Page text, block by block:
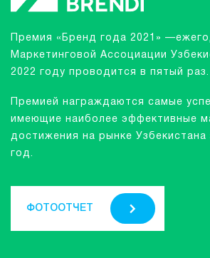
Премия «Бренд года 2021»
Маркетинговой Ассоциации
2022 году проводится в пятый раз.
Премией награждаются самые
имеющие наиболее эффективные
достижения на рынке
год.
ФОТООТЧЕТ